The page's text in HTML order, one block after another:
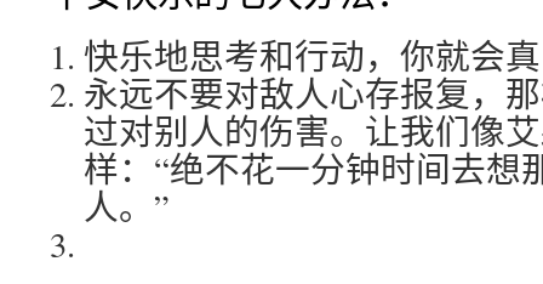
快乐地思考和行动，你就会
永远不要对敌人心存报复，
过对别人的伤害。让我们像
样：“绝不花一分钟时间去想
人。”